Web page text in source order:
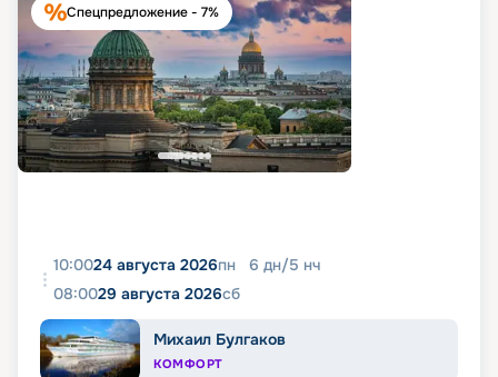
Спецпредложение - 7%
10:0024 августа 2026пн 6 дн/5 нч
08:0029 августа 2026сб
Михаил Булгаков
КОМФОРТ